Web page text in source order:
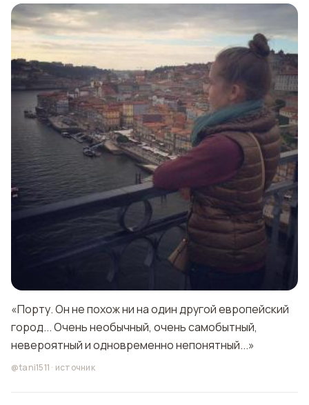
«Порту. Он не похож ни на один другой европейский
город... Очень необычный, очень самобытный,
невероятный и одновременно непонятный...»
@tani1511 · источник